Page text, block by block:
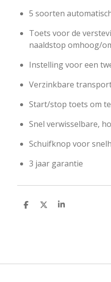
5 soorten
Toets voor de
naaldstop omhoog/
Instelling voor een
Verzinkbare
Start/stop toets om
Snel verwisselbare,
Schuifknop voor
3 jaar garantie
D
D
S